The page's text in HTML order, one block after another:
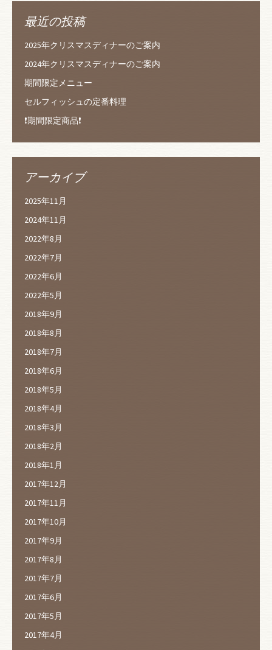
最近の投稿
2025年クリスマスディナーのご案内
2024年クリスマスディナーのご案内
期間限定メニュー
セルフィッシュの定番料理
❗️期間限定商品❗️
アーカイブ
2025年11月
2024年11月
2022年8月
2022年7月
2022年6月
2022年5月
2018年9月
2018年8月
2018年7月
2018年6月
2018年5月
2018年4月
2018年3月
2018年2月
2018年1月
2017年12月
2017年11月
2017年10月
2017年9月
2017年8月
2017年7月
2017年6月
2017年5月
2017年4月